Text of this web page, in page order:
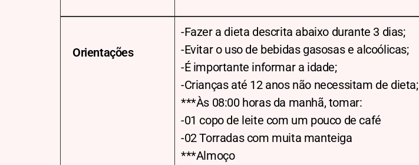
Orientações
-Fazer a dieta descrita abaixo durante 3 dias;
-Evitar o uso de bebidas gasosas e alcoólicas;
-É importante informar a idade;
-Crianças até 12 anos não necessitam de dieta;
***Às 08:00 horas da manhã, tomar:
-01 copo de leite com um pouco de café
-02 Torradas com muita manteiga
***Almoço